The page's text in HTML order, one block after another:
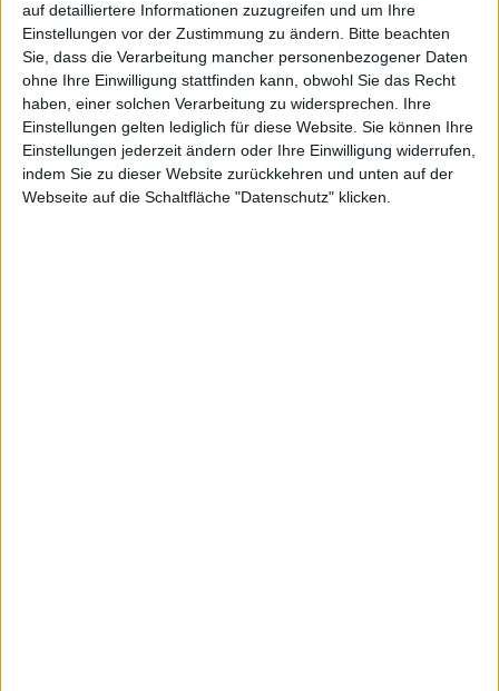
auf detailliertere Informationen zuzugreifen und um Ihre
Einstellungen vor der Zustimmung zu ändern. Bitte beachten
Sie, dass die Verarbeitung mancher personenbezogener Daten
ohne Ihre Einwilligung stattfinden kann, obwohl Sie das Recht
haben, einer solchen Verarbeitung zu widersprechen. Ihre
Einstellungen gelten lediglich für diese Website. Sie können Ihre
Einstellungen jederzeit ändern oder Ihre Einwilligung widerrufen,
indem Sie zu dieser Website zurückkehren und unten auf der
Webseite auf die Schaltfläche "Datenschutz" klicken.
antin